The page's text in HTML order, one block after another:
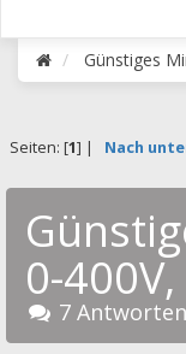
Günstiges
Seiten: [1] | Nach
0-
7 Antworten